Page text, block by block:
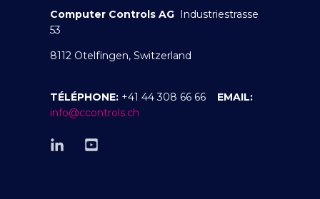
Computer Controls AG Industriestrasse
53
8112 Otelfingen, Switzerland
TÉLÉPHONE: +41 44 308 66 66 EMAIL:
info@ccontrols.ch